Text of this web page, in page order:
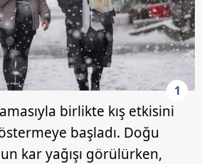
1
birlikte kış etkisini
başladı. Doğu
kar yağışı görülürken,